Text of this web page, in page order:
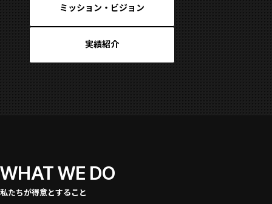
ミッション・ビジョン
実績紹介
WHAT WE DO
私たちが得意とすること